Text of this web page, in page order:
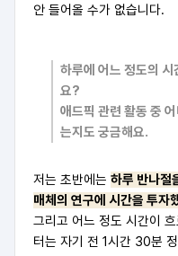
안 들어올 수가 없습니다.
하루에 어느 정도의
요?
애드픽 관련 활동 중
는지도 궁금해요.
저는 초반에는 하루 반나절
매체의 연구에 시간을 투자
그리고 어느 정도 시간이
터는 자기 전 1시간 30분